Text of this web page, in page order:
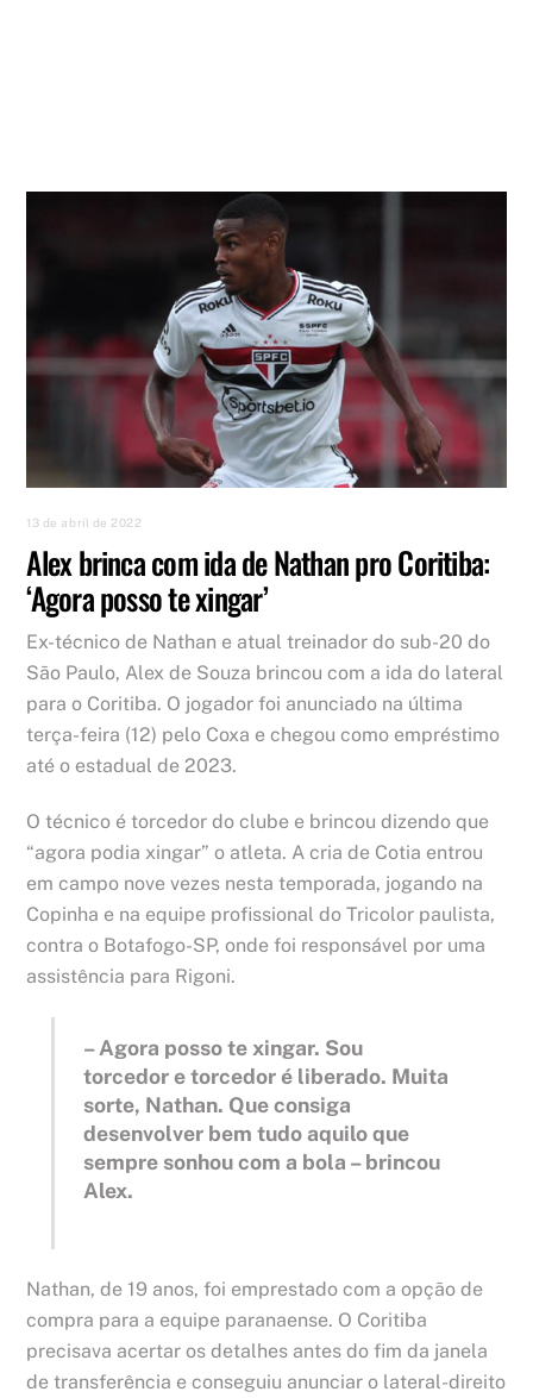
13 de abril de 2022
Alex brinca com ida de Nathan pro Coritiba:
‘Agora posso te xingar’
Ex-técnico de Nathan e atual treinador do sub-20 do
São Paulo, Alex de Souza brincou com a ida do lateral
para o Coritiba. O jogador foi anunciado na última
terça-feira (12) pelo Coxa e chegou como empréstimo
até o estadual de 2023.
O técnico é torcedor do clube e brincou dizendo que
“agora podia xingar” o atleta. A cria de Cotia entrou
em campo nove vezes nesta temporada, jogando na
Copinha e na equipe profissional do Tricolor paulista,
contra o Botafogo-SP, onde foi responsável por uma
assistência para Rigoni.
– Agora posso te xingar. Sou
torcedor e torcedor é liberado. Muita
sorte, Nathan. Que consiga
desenvolver bem tudo aquilo que
sempre sonhou com a bola – brincou
Alex.
Nathan, de 19 anos, foi emprestado com a opção de
compra para a equipe paranaense. O Coritiba
precisava acertar os detalhes antes do fim da janela
de transferência e conseguiu anunciar o lateral-direito